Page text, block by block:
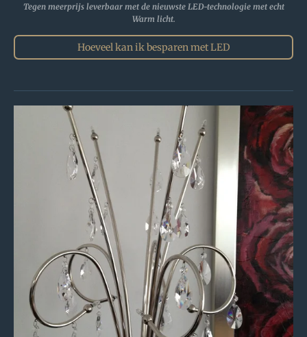
Tegen meerprijs leverbaar met de nieuwste LED-technologie met echt
Warm licht.
Hoeveel kan ik besparen met LED